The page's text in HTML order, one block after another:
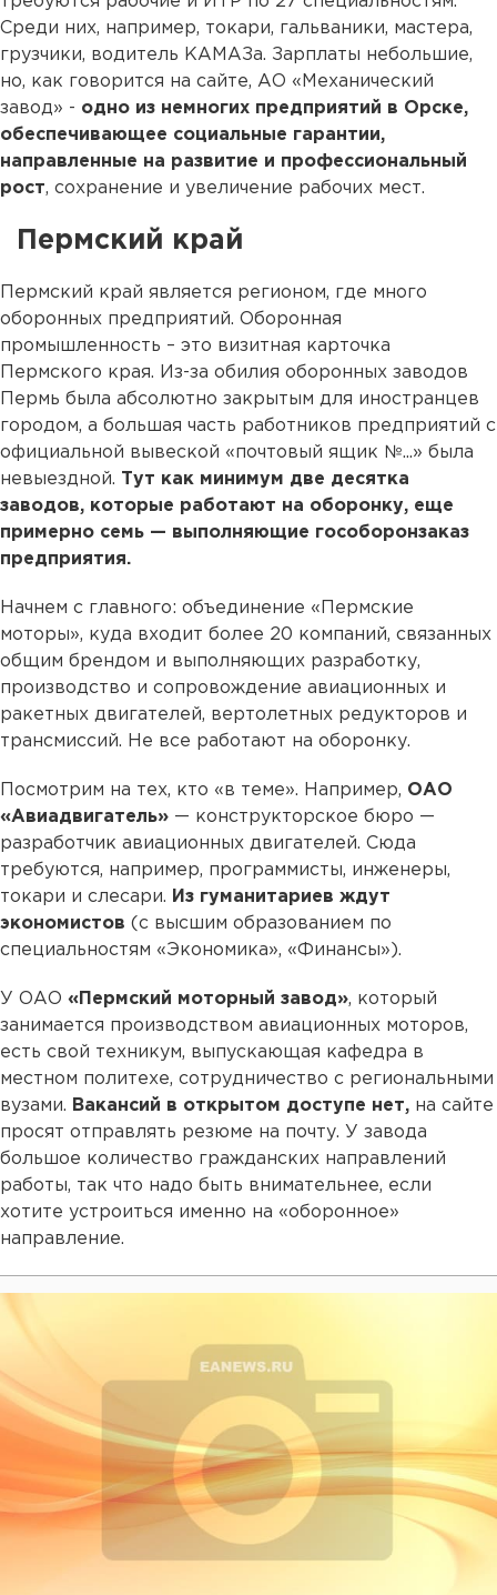
Среди них, например, токари, гальваники, мастера,
грузчики, водитель КАМАЗа. Зарплаты небольшие,
но, как говорится на сайте, АО «Механический
завод» - одно из немногих предприятий в Орске,
обеспечивающее социальные гарантии,
направленные на развитие и профессиональный
рост, сохранение и увеличение рабочих мест.
Пермский край
Пермский край является регионом, где много
оборонных предприятий. Оборонная
промышленность – это визитная карточка
Пермского края. Из-за обилия оборонных заводов
Пермь была абсолютно закрытым для иностранцев
городом, а большая часть работников предприятий с
официальной вывеской «почтовый ящик №...» была
невыездной. Тут как минимум две десятка
заводов, которые работают на оборонку, еще
примерно семь — выполняющие гособоронзаказ
предприятия.
Начнем с главного: объединение «Пермские
моторы», куда входит более 20 компаний, связанных
общим брендом и выполняющих разработку,
производство и сопровождение авиационных и
ракетных двигателей, вертолетных редукторов и
трансмиссий. Не все работают на оборонку.
Посмотрим на тех, кто «в теме». Например, ОАО
«Авиадвигатель» — конструкторское бюро —
разработчик авиационных двигателей. Сюда
требуются, например, программисты, инженеры,
токари и слесари. Из гуманитариев ждут
экономистов (с высшим образованием по
специальностям «Экономика», «Финансы»).
У ОАО «Пермский моторный завод», который
занимается производством авиационных моторов,
есть свой техникум, выпускающая кафедра в
местном политехе, сотрудничество с региональными
вузами. Вакансий в открытом доступе нет, на сайте
просят отправлять резюме на почту. У завода
большое количество гражданских направлений
работы, так что надо быть внимательнее, если
хотите устроиться именно на «оборонное»
направление.